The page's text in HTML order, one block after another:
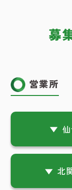
募
営業所
北